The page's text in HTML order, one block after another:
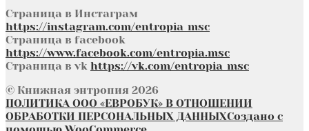
Страница в Инстаграм
https://instagram.com/entropia_msc
Страница в facebook
https://www.facebook.com/entropia.msc
Страница в vk https://vk.com/entropia_msc
© Книжная энтропия 2026
ПОЛИТИКА ООО «ЕВРОБУК» В ОТНОШЕНИИ
ОБРАБОТКИ ПЕРСОНАЛЬНЫХ ДАННЫХСоздано с